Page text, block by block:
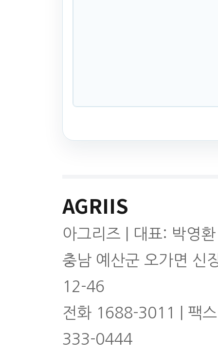
AGRIIS
아그리즈 | 대표: 박영환
충남 예산군 오가면 신
12-46
전화 1688-3011 | 팩
333-0444